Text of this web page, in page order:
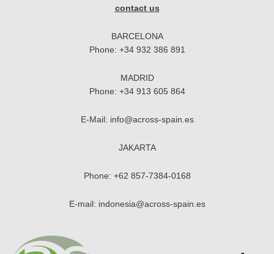
contact us
BARCELONA
Phone: +34 932 386 891
MADRID
Phone: +34 913 605 864
E-Mail: info@across-spain.es
JAKARTA
Phone: +62 857-7384-0168
E-mail: indonesia@across-spain.es